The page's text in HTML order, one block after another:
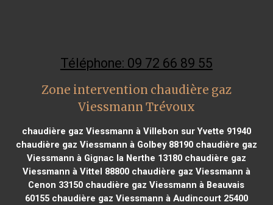
Téléphone: 09 72 66 89 55
Zone intervention chaudière gaz
Viessmann Trévoux
chaudière gaz Viessmann à Villebon sur Yvette 91940
chaudière gaz Viessmann à Golbey 88190chaudière gaz
Viessmann à Gignac la Nerthe 13180chaudière gaz
Viessmann à Vittel 88800chaudière gaz Viessmann à
Cenon 33150 chaudière gaz Viessmann à Beauvais
60155chaudière gaz Viessmann à Audincourt 25400